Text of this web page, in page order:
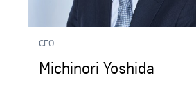
CEO
Michinori Yoshida